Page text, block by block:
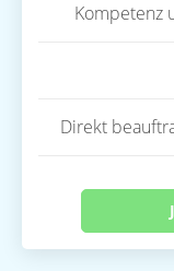
Kompetenz
Direkt